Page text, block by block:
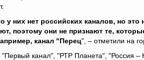
у них нет российских каналов, но
поэтому они не признают те,
канал "Перец", – отметили на
"Первый канал", "РТР Планета", "Россия